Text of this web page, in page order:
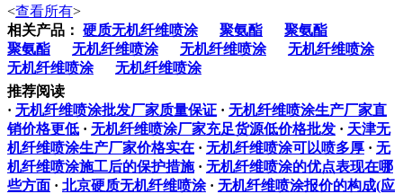
<查看所有>
相关产品： 硬质无机纤维喷涂 聚氨酯
聚氨酯
聚氨酯
无机纤维喷涂 无机纤维喷涂
无机纤维喷涂
无机纤维喷涂
无机纤维喷涂
推荐阅读
· 无机纤维喷涂批发厂家质量保证 · 无机纤维喷涂生产厂家直
销价格更低 · 无机纤维喷涂厂家充足货源低价格批发 · 天津无
机纤维喷涂生产厂家价格实在 · 无机纤维喷涂可以喷多厚 · 无
机纤维喷涂施工后的保护措施 · 无机纤维喷涂的优点表现在哪
些方面 · 北京硬质无机纤维喷涂 · 无机纤维喷涂报价的构成(应